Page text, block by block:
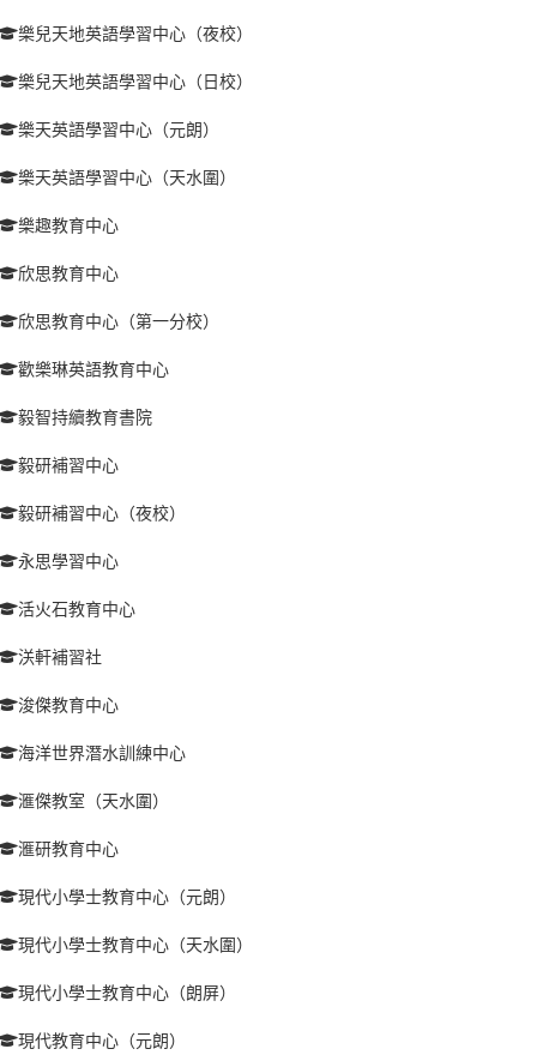
樂兒天地英語學習中心（夜校）
樂兒天地英語學習中心（日校）
樂天英語學習中心（元朗）
樂天英語學習中心（天水圍）
樂趣教育中心
欣思教育中心
欣思教育中心（第一分校）
歡樂琳英語教育中心
毅智持續教育書院
毅研補習中心
毅研補習中心（夜校）
永思學習中心
活火石教育中心
浂軒補習社
浚傑教育中心
海洋世界潛水訓練中心
滙傑教室（天水圍）
滙研教育中心
現代小學士教育中心（元朗）
現代小學士教育中心（天水圍）
現代小學士教育中心（朗屏）
現代教育中心（元朗）